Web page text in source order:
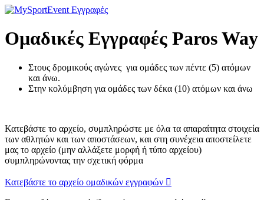
Μετάβαση
περιεχόμενο
Ομαδικές Εγγραφές Paros Way
Στους δρομικούς αγώνες για ομάδες των πέντε (5) ατόμων
και άνω.
Στην κολύμβηση για ομάδες των δέκα (10) ατόμων και άνω
Κατεβάστε το αρχείο, συμπληρώστε με όλα τα απαραίτητα στοιχεία
των αθλητών και των αποστάσεων, και στη συνέχεια αποστείλετε
μας το αρχείο (μην αλλάξετε μορφή ή τύπο αρχείου)
συμπληρώνοντας την σχετική φόρμα
Κατεβάστε το αρχείο ομαδικών εγγραφών